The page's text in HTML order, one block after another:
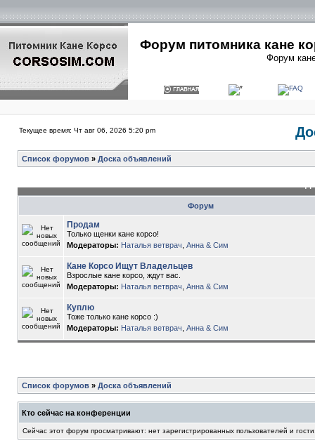
Форум питомника кане
Форум
Текущее время: Чт авг 06, 2026 5:20 pm
Список форумов » Доска объявлений
Форум
Продам
Только щенки кане корсо!
Модераторы: Наталья ветврач Анна & Сим
Кане Корсо Ищут Владельцев
Взрослые кане корсо, ждут вас.
Модераторы: Наталья ветврач Анна & Сим
Куплю
Тоже только кане корсо :)
Модераторы: Наталья ветврач Анна & Сим
Список форумов » Доска объявлений
Кто сейчас на конференции
Сейчас этот форум просматривают: нет зарегистрированных пользователей и